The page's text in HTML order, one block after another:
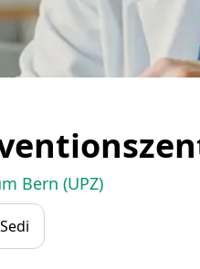
Bern (UPZ)
Sedi